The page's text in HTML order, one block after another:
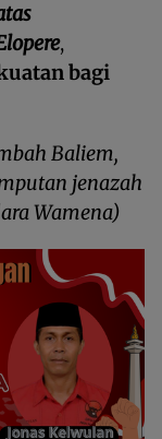
,
bagi
Baliem,
jenazah
Wamena)